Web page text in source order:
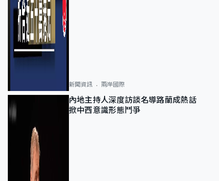
新聞資訊 兩岸國際
內地主持人深度訪談名導路蘭成熱話
掀中西意識形態鬥爭